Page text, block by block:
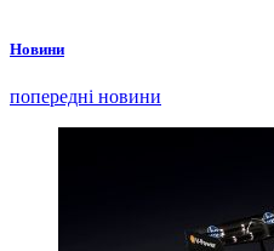
Новини
попередні новини